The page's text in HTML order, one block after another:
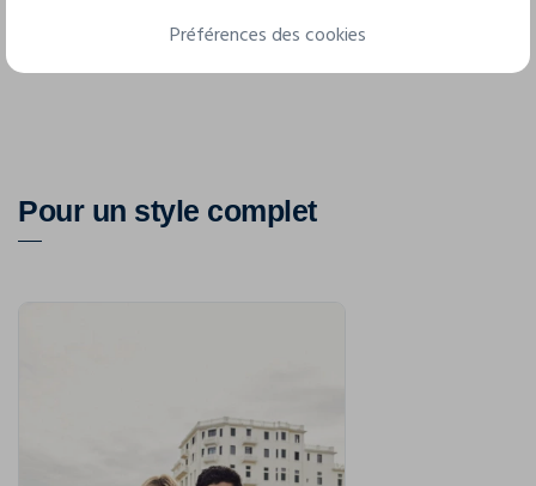
Pour un style complet
Préférences des cookies